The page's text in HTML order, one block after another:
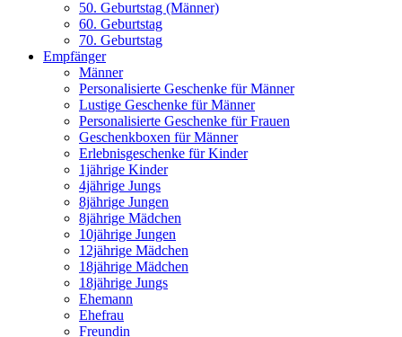
50. Geburtstag (Männer)
60. Geburtstag
70. Geburtstag
Empfänger
Männer
Personalisierte Geschenke für Männer
Lustige Geschenke für Männer
Personalisierte Geschenke für Frauen
Geschenkboxen für Männer
Erlebnisgeschenke für Kinder
1jährige Kinder
4jährige Jungs
8jährige Jungen
8jährige Mädchen
10jährige Jungen
12jährige Mädchen
18jährige Mädchen
18jährige Jungs
Ehemann
Ehefrau
Freundin